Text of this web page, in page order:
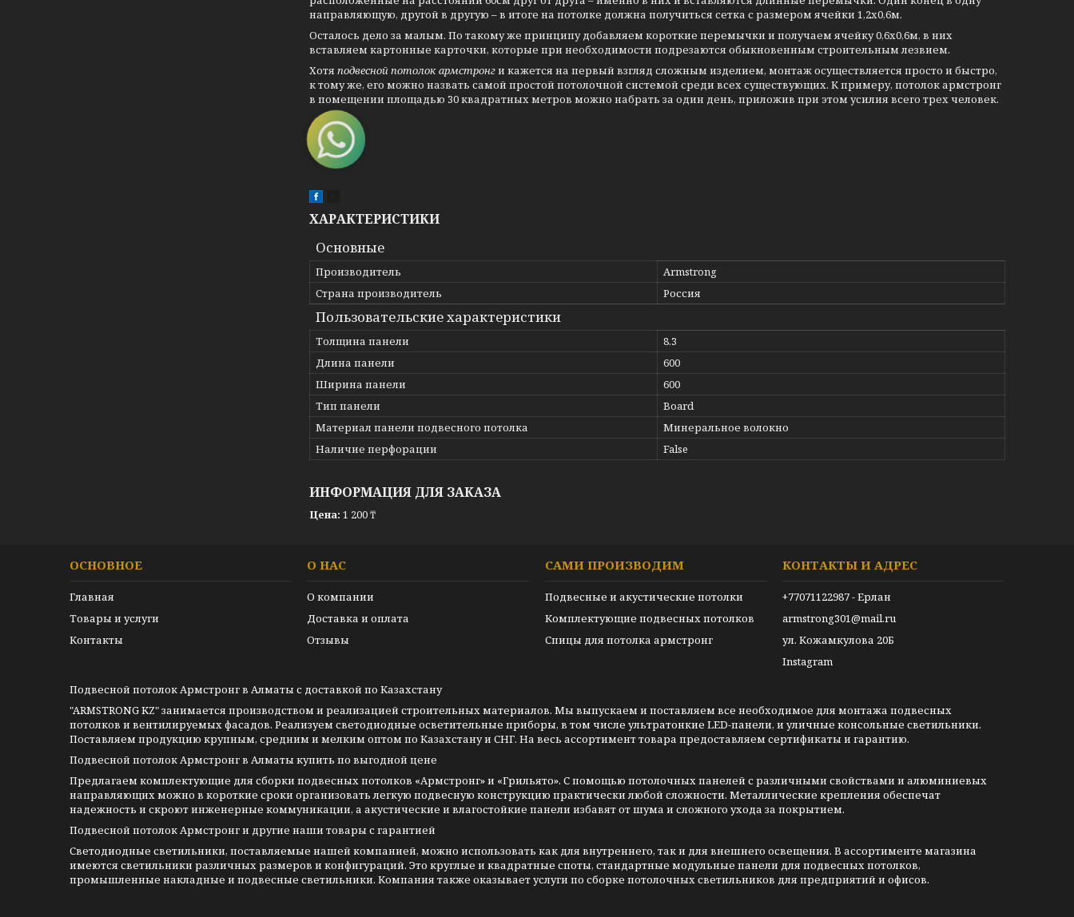
направляющую, другой в другую – в итоге на потолке должна получиться сетка с размером ячейки 1,2х0,6м.
Осталось дело за малым. По такому же принципу добавляем короткие перемычки и получаем ячейку 0,6х0,6м, в них
вставляем картонные карточки, которые при необходимости подрезаются обыкновенным строительным лезвием.
Хотя подвесной потолок армстронги кажется на первый взгляд сложным изделием, монтаж осуществляется просто и быстро,
к тому же, его можно назвать самой простой потолочной системой среди всех существующих. К примеру, потолок армстронг
в помещении площадью 30 квадратных метров можно набрать за один день, приложив при этом усилия всего трех человек.
ХАРАКТЕРИСТИКИ
Основные
Производитель
Armstrong
Страна производитель
Россия
Пользовательские характеристики
Толщина панели
8.3
Длина панели
600
Ширина панели
600
Тип панели
Board
Материал панели подвесного потолка
Минеральное волокно
Наличие перфорации
False
ИНФОРМАЦИЯ ДЛЯ ЗАКАЗА
Цена: 1 200 ₸
ОСНОВНОЕ
Главная
Товары и услуги
Контакты
О НАС
О компании
Доставка и оплата
Отзывы
САМИ ПРОИЗВОДИМ
Подвесные и акустические потолки
Комплектующие подвесных потолков
Спицы для потолка армстронг
КОНТАКТЫ И АДРЕС
+77071122987 - Ерлан
armstrong301@mail.ru
ул. Кожамкулова 20Б
Instagram
Подвесной потолок Армстронг в Алматы с доставкой по Казахстану
"ARMSTRONG KZ" занимается производством и реализацией строительных материалов. Мы выпускаем и поставляем все необходимое для монтажа подвесных
потолков и вентилируемых фасадов. Реализуем светодиодные осветительные приборы, в том числе ультратонкие LED-панели, и уличные консольные светильники.
Поставляем продукцию крупным, средним и мелким оптом по Казахстану и СНГ. На весь ассортимент товара предоставляем сертификаты и гарантию.
Подвесной потолок Армстронг в Алматы купить по выгодной цене
Предлагаем комплектующие для сборки подвесных потолков «Армстронг» и «Грильято». С помощью потолочных панелей с различными свойствами и алюминиевых
направляющих можно в короткие сроки организовать легкую подвесную конструкцию практически любой сложности. Металлические крепления обеспечат
надежность и скроют инженерные коммуникации, а акустические и влагостойкие панели избавят от шума и сложного ухода за покрытием.
Подвесной потолок Армстронг и другие наши товары с гарантией
Светодиодные светильники, поставляемые нашей компанией, можно использовать как для внутреннего, так и для внешнего освещения. В ассортименте магазина
имеются светильники различных размеров и конфигураций. Это круглые и квадратные споты, стандартные модульные панели для подвесных потолков,
промышленные накладные и подвесные светильники. Компания также оказывает услуги по сборке потолочных светильников для предприятий и офисов.